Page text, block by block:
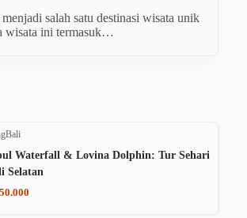
salah satu destinasi wisata unik
wisata ini termasuk…
Bali
Waterfall & Lovina Dolphin: Tur Sehari
Selatan